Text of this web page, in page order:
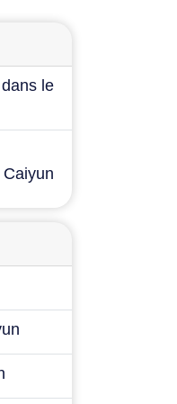
le